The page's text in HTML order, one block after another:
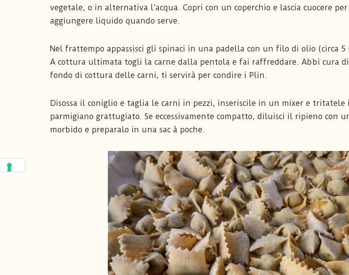
vegetale, o in alternativa l’acqua. Copri con un coperchio e lascia cuocere
aggiungere liquido quando serve.
Nel frattempo appassisci gli spinaci in una padella con un filo di olio (circa
A cottura ultimata togli la carne dalla pentola e fai raffreddare. Abbi cura
fondo di cottura delle carni, ti servirà per condire i Plin.
Disossa il coniglio e taglia le carni in pezzi, inseriscile in un mixer e tritatele
parmigiano grattugiato. Se eccessivamente compatto, diluisci il ripieno con
morbido e preparalo in una sac à poche.